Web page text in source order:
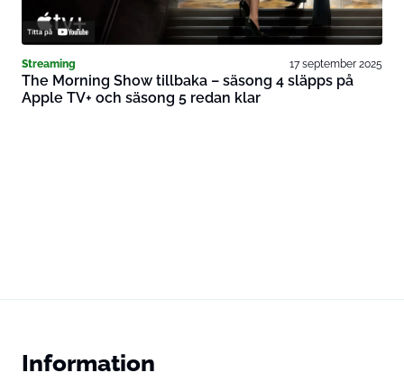
Streaming 17 september 2025
The Morning Show tillbaka – säsong 4 släpps på
Apple TV+ och säsong 5 redan klar
Information